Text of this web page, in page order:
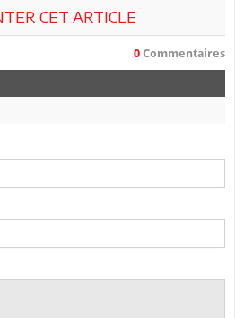
CET ARTICLE
0 Commentaires